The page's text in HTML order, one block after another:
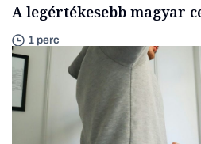
A legértékesebb magyar
1 perc